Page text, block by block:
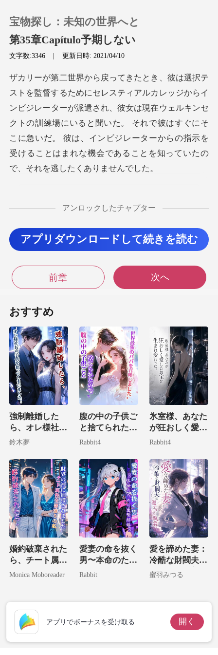
0
チャージ
閲覧履歴
ログアウトします
宝物探し：未知の世界へと
第35章Capítulo予期しない
文字数:3346 |更新日時: 2021/04/10
ターが派遣され、彼女は現在ウェルキンセ
クトの訓練場にいると聞いた。 それで彼はすぐにそ
こに急いだ。 彼は、
。 しかし、ザカリーは取り残された
を見ました。 彼は少しカジュアルに見えたが、
名前は
アンロックしたチャプター
アプリダウンロードして続きを読む
前章 次へ
おすすめ
強制離婚した
ら、オレ様社長
の子供を拾って
鈴木夢
腹の中の子供ご
と捨てられたの
で、世界最強の
した。
Rabbit4
氷室様、あなた
が狂おしく愛し
たお宝は生まれ
Rabbit4
婚約破棄された
ら、チート属性
全部盛りの私が
Monica Moboreader
愛妻の命を抜く
男〜本命のため
の生贄結婚〜
Rabbit
愛を諦めた妻：
冷酷な財閥夫の
遅すぎる執着
蜜羽みつる
アプリでボーナスを受け取る 開く